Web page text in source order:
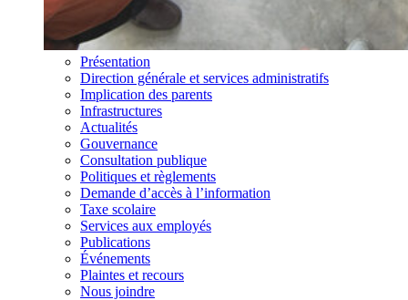
Présentation
Direction générale et services administratifs
Implication des parents
Infrastructures
Actualités
Gouvernance
Consultation publique
Politiques et règlements
Demande d’accès à l’information
Taxe scolaire
Services aux employés
Publications
Événements
Plaintes et recours
Nous joindre